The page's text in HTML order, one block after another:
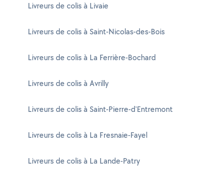
Livreurs de colis à Livaie
Livreurs de colis à Saint-Nicolas-des-Bois
Livreurs de colis à La Ferrière-Bochard
Livreurs de colis à Avrilly
Livreurs de colis à Saint-Pierre-d'Entremont
Livreurs de colis à La Fresnaie-Fayel
Livreurs de colis à La Lande-Patry